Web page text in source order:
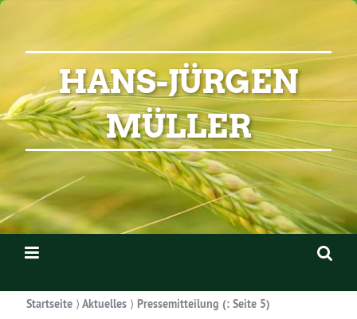
HANS-JÜRGEN
MÜLLER
Startseite ⟩ Aktuelles ⟩ Pressemitteilung (: Seite 5)